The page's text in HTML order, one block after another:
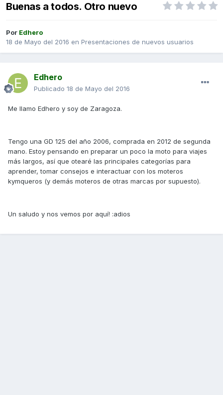
Buenas a todos. Otro nuevo
Por Edhero
18 de Mayo del 2016 en Presentaciones de nuevos usuarios
Edhero
Publicado 18 de Mayo del 2016
Me llamo Edhero y soy de Zaragoza.
Tengo una GD 125 del año 2006, comprada en 2012 de segunda
mano. Estoy pensando en preparar un poco la moto para viajes
más largos, así que otearé las principales categorías para
aprender, tomar consejos e interactuar con los moteros
kymqueros (y demás moteros de otras marcas por supuesto).
Un saludo y nos vemos por aquí! :adios